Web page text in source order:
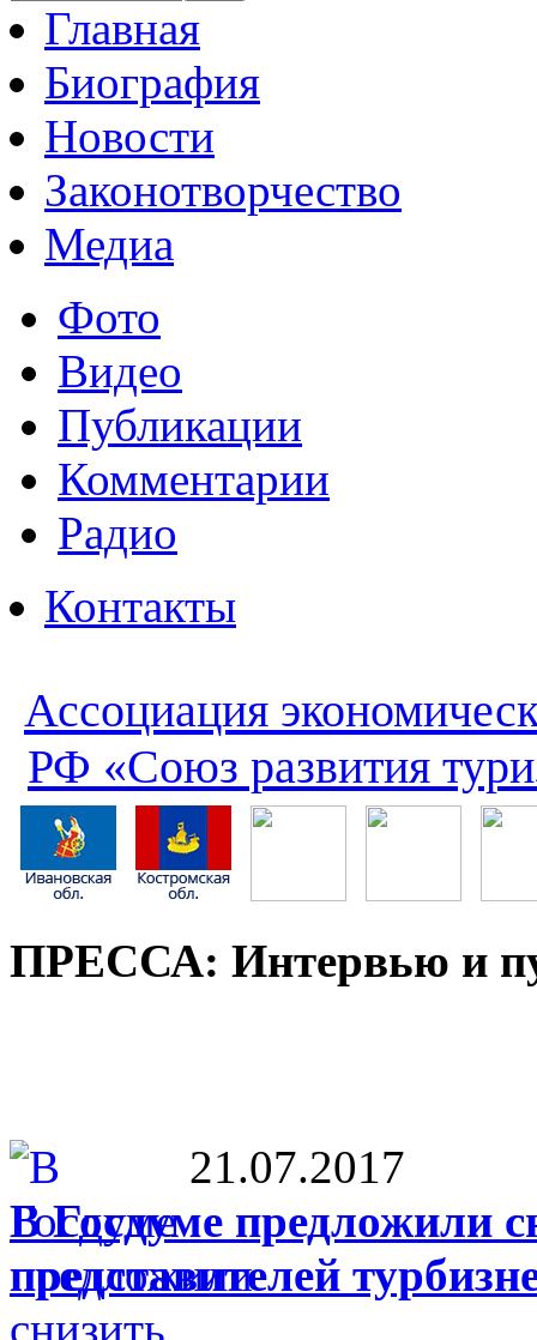
Главная
Биография
Новости
Законотворчество
Медиа
Фото
Видео
Публикации
Комментарии
Радио
Контакты
Ассоциация
РФ «Союз развития
ПРЕССА: Интервью и
21.07.2017
В Госдуме предложили
представителей